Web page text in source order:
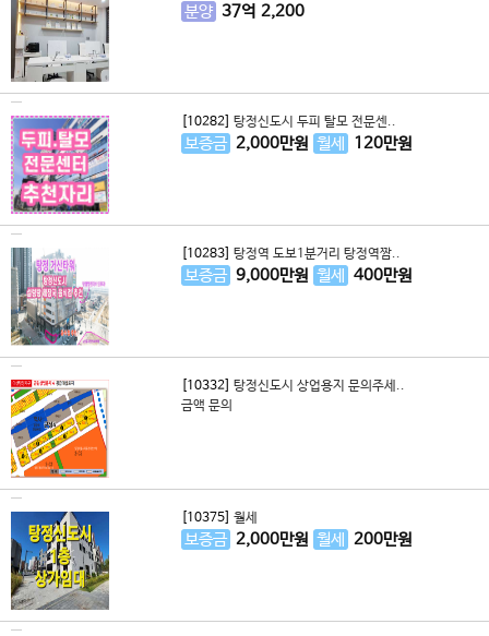
분양 37억 2,200
[10282] 탕정신도시 두피 탈모 전문센..
보증금 2,000만원 월세 120만원
[10283] 탕정역 도보1분거리 탕정역짬..
보증금 9,000만원 월세 400만원
[10332] 탕정신도시 상업용지 문의주세..
금액 문의
[10375] 월세
보증금 2,000만원 월세 200만원